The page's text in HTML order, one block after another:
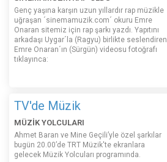
Genç yaşına karşın uzun yıllardır rap müzikle
uğraşan ´sinemamuzik.com´ okuru Emre
Onaran sitemiz için rap şarkı yazdı. Yapıtını
arkadaşı Uygar´la (Ragyu) birlikte seslendiren
Emre Onaran´ın (Sürgün) videosu fotoğrafı
tıklayınca:
TV'de Müzik
MÜZİK YOLCULARI
Ahmet Baran ve Mine Geçili’yle özel şarkılar
bugün 20.00’de TRT Müzik'te ekranlara
gelecek Müzik Yolcuları programında.